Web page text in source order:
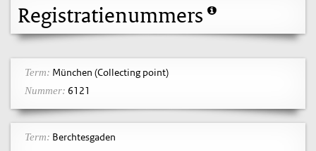
Registratienummers
Term: München (Collecting point)
Nummer: 6121
Term: Berchtesgaden